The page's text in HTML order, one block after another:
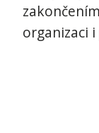
organizaci